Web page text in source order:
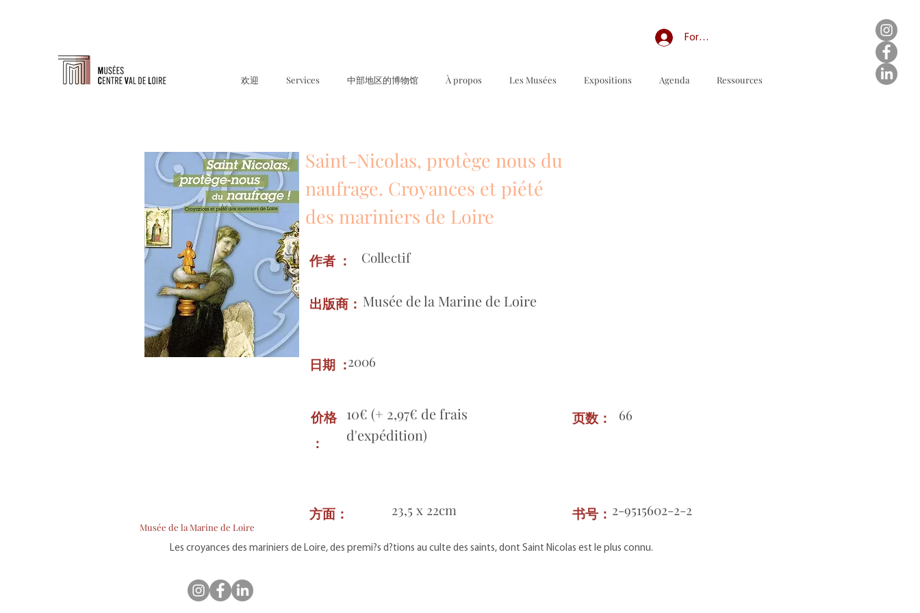
Forum professionnel/My Groups
欢迎 Services 中部地区的博物馆 À propos Les Musées Expositions Agenda Ressources
Saint-Nicolas, protège nous du
naufrage. Croyances et piété
des mariniers de Loire
作者 ： Collectif
Musée de la Marine de Loire
出版商：
2006
日期 ：
10€ (+ 2,97€ de frais
d'expédition)
价格
：
66
页数：
Musée de la Marine de Loire
23,5 x 22cm
方面： 2-9515602-2-2
书号：
Les croyances des mariniers de Loire, des premi?s d?tions au culte des saints, dont Saint Nicolas est le plus connu.